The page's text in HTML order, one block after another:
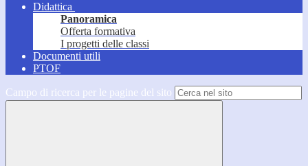
Didattica
Panoramica
Offerta formativa
I progetti delle classi
Documenti utili
PTOF
Campo di ricerca per le pagine del sito